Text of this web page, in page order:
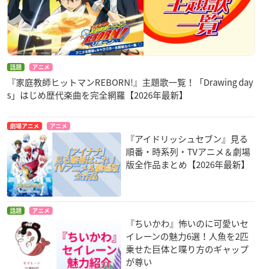
話題 アニメ
『家庭教師ヒットマンREBORN!』主題歌一覧！「Drawing day
s」はじめ歴代楽曲を完全網羅【2026年最新】
劇場アニメ アニメ
『アイドリッシュセブン』見る
順番・時系列・TVアニメ＆劇場
版全作品まとめ【2026年最新】
話題 アニメ
『ちいかわ』怖いのに可愛いセ
イレーンの魅力6選！人魚を2匹
乗せた巨体と喋り方のギャップ
が尊い